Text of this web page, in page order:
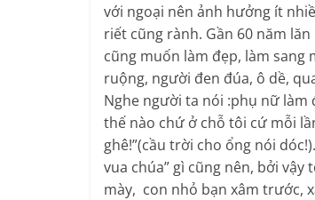
với ngoại nên ảnh hưởng ít
riết cũng rành. Gần 60 năm
cũng muốn làm đẹp, làm
ruộng, người đen đúa, ô dề,
Nghe người ta nói :phụ nữ
thế nào chứ ở chỗ tôi cứ mỗi
ghê!”(cầu trời cho ổng nói
vua chúa” gì cũng nên, bởi
mày, con nhỏ bạn xâm trước,